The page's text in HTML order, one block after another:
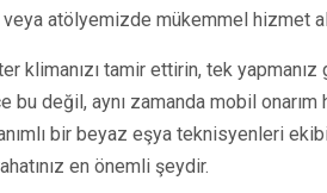
atölyemizde mükemmel hizmet
klimanızı tamir ettirin, tek
bu değil, aynı zamanda mobil
bir beyaz eşya teknisyenleri
en önemli şeydir.